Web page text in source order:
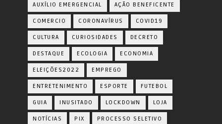
AUXÍLIO EMERGENCIAL AÇÃO BENEFICENTE
COMERCIO CORONAVÍRUS COVID19
CULTURA CURIOSIDADES DECRETO
DESTAQUE ECOLOGIA ECONOMIA
ELEIÇÕES2022 EMPREGO
ENTRETENIMENTO ESPORTE FUTEBOL
GUIA INUSITADO LOCKDOWN LOJA
NOTÍCIAS PIX PROCESSO SELETIVO